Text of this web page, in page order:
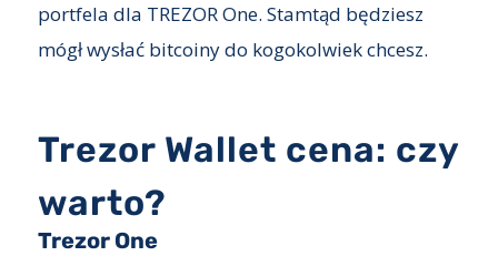
portfela dla TREZOR One. Stamtąd będziesz
mógł wysłać bitcoiny do kogokolwiek chcesz.
Trezor Wallet cena: czy
warto?
Trezor One